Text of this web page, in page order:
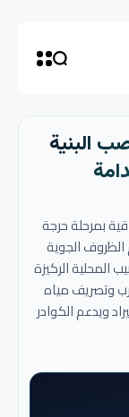
البنية
بمرحلة حرجة
الجوية
المحلية الركيزة
وتصريف مياه
ويدعم الكوادر